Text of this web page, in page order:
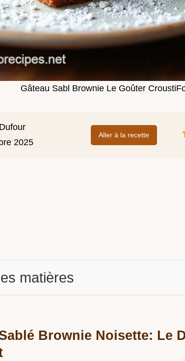
Gâteau Sabl Brownie Le Goûter
2025
Aller à la recette
matières
Brownie Noisette: Le